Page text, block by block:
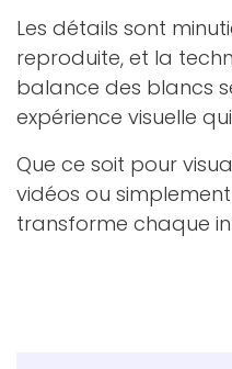
Les détails sont
reproduite, et la
balance des blancs
expérience visuelle
Que ce soit pour
vidéos ou
transforme chaque